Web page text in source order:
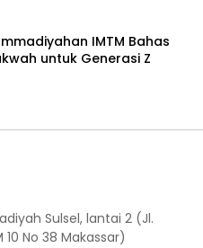
IMTM Bahas
untuk Generasi Z
Sulsel, lantai 2 (Jl.
No 38 Makassar)